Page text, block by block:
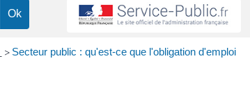
> Secteur public : qu'est-ce que l'obligation d'emploi